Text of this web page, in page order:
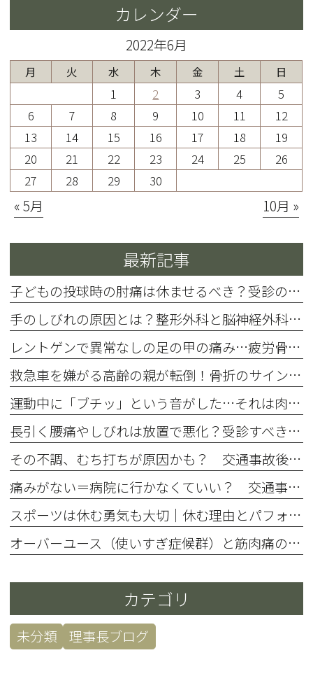
カレンダー
2022年6月
月 火 水 木 金 土 日
1 2 3 4
5
6
7 8 9 10 11
12
13
14 15 16 17 18
19
20
21 22 23 24 25
26
27
28 29 30
« 5月 10月 »
最新記事
子どもの投球時の肘痛は休ませるべき？受診の目安と成長軟骨障害
手のしびれの原因とは？整形外科と脳神経外科のどちらを受診すべきか
レントゲンで異常なしの足の甲の痛み…疲労骨折を見逃さない受診目安
救急車を嫌がる高齢の親が転倒！骨折のサインと寝たきり防ぐ対応法
運動中に「ブチッ」という音がした…それは肉離れ？靭帯断裂？すぐ病院に行くべき判断基準
長引く腰痛やしびれは放置で悪化？受診すべき危険サインと治療法
その不調、むち打ちが原因かも？ 交通事故後の見逃しやすい症状と受診の目安
痛みがない＝病院に行かなくていい？ 交通事故後、病院に行かないとどうなる？
スポーツは休む勇気も大切｜休む理由とパフォーマンス向上の効果
オーバーユース（使いすぎ症候群）と筋肉痛の違い｜放置のリスクとは
カテゴリ
未分類 理事長ブログ